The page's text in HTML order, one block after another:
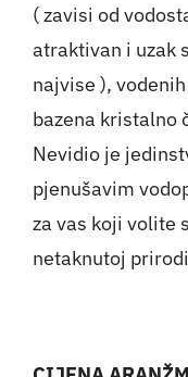
( zavisi od
atraktivan i uzak
najvise ),
bazena kristalno
Nevidio je
pjenušavim
za vas koji volite
netaknutoj